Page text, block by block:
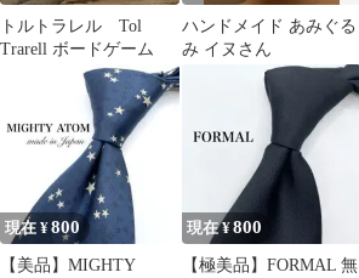
トルトラレル Tol
Trarell ボードゲーム
ハンドメイド あみぐる
み イヌさん
現在 ¥800
【美品】MIGHTY
現在 ¥800
【極美品】FORMAL 無